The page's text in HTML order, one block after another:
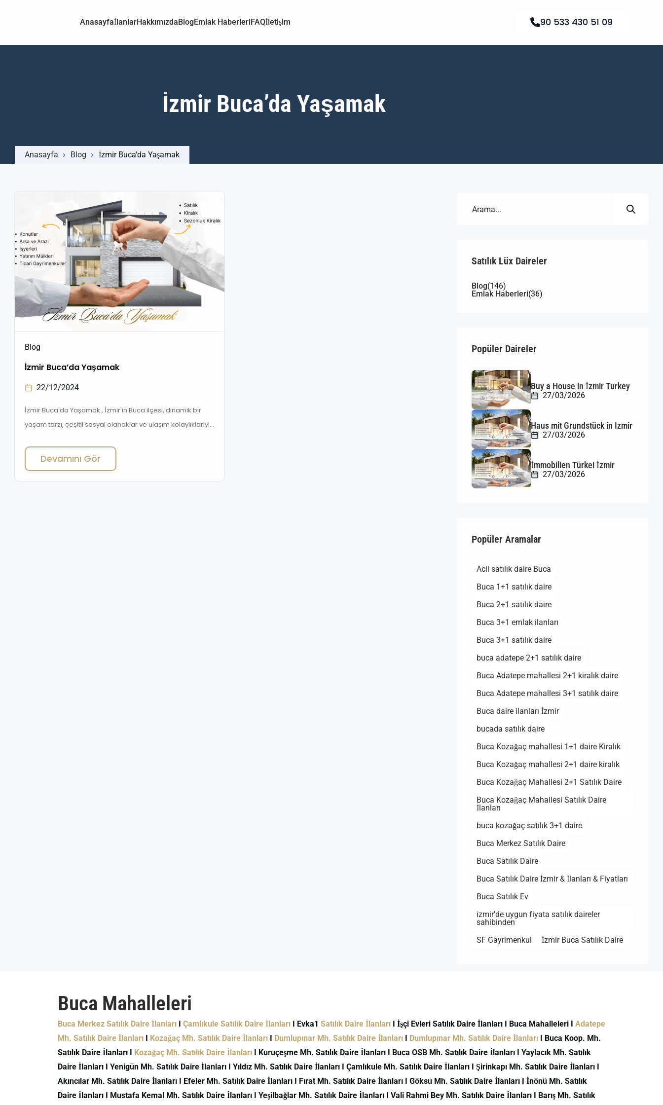
AnasayfaİlanlarHakkımızdaBlogEmlak HaberleriFAQİletişim 90 533 430 51 09
İzmir Buca’da Yaşamak
Anasayfa Blog İzmir Buca'da Yaşamak
Blog
İzmir Buca’da Yaşamak
22/12/2024
İzmir Buca'da Yaşamak , İzmir'in Buca ilçesi, dinamik bir
yaşam tarzı, çeşitli sosyal olanaklar ve ulaşım kolaylıklarıyla
kendine özgü yerel özellikleriyle Buca, İzmir'de yaşamak
isteyenler için cazip bir bölge olabilir.
Devamını Gör
Satılık Lüx Daireler
Blog(146)
Emlak Haberleri(36)
Popüler Daireler
Buy a House in İzmir Turkey
27/03/2026
Haus mit Grundstück in Izmir
27/03/2026
İmmobilien Türkei İzmir
27/03/2026
Popüler Aramalar
Acil satılık daire Buca
Buca 1+1 satılık daire
Buca 2+1 satılık daire
Buca 3+1 emlak ilanları
Buca 3+1 satılık daire
buca adatepe 2+1 satılık daire
Buca Adatepe mahallesi 2+1 kiralık daire
Buca Adatepe mahallesi 3+1 satılık daire
Buca daire ilanları İzmir
bucada satılık daire
Buca Kozağaç mahallesi 1+1 daire Kiralık
Buca Kozağaç mahallesi 2+1 daire kiralık
Buca Kozağaç Mahallesi 2+1 Satılık Daire
Buca Kozağaç Mahallesi Satılık Daire
İlanları
buca kozağaç satılık 3+1 daire
Buca Merkez Satılık Daire
Buca Satılık Daire
Buca Satılık Daire İzmir & İlanları & Fiyatları
Buca Satılık Ev
izmir'de uygun fiyata satılık daireler
sahibinden
SF Gayrimenkul
İzmir Buca Satılık Daire
Buca Mahalleleri
Buca Merkez Satılık Daire İlanları I Çamlıkule Satılık Daire İlanları I Evka1 Satılık Daire İlanları I İşçi Evleri Satılık Daire İlanları I Buca Mahalleleri I Adatepe
Mh. Satılık Daire İlanları I Kozağaç Mh. Satılık Daire İlanları I Dumlupınar Mh. Satılık Daire İlanları I Dumlupınar Mh. Satılık Daire İlanları I Buca Koop. Mh.
Satılık Daire İlanları I Kozağaç Mh. Satılık Daire İlanları I Kuruçeşme Mh. Satılık Daire İlanları I Buca OSB Mh. Satılık Daire İlanları I Yaylacık Mh. Satılık
Daire İlanları I Yenigün Mh. Satılık Daire İlanları I Yıldız Mh. Satılık Daire İlanları I Çamlıkule Mh. Satılık Daire İlanları I Şirinkapı Mh. Satılık Daire İlanları I
Akıncılar Mh. Satılık Daire İlanları I Efeler Mh. Satılık Daire İlanları I Fırat Mh. Satılık Daire İlanları I Göksu Mh. Satılık Daire İlanları I İnönü Mh. Satılık
Daire İlanları I Mustafa Kemal Mh. Satılık Daire İlanları I Yeşilbağlar Mh. Satılık Daire İlanları I Vali Rahmi Bey Mh. Satılık Daire İlanları I Barış Mh. Satılık